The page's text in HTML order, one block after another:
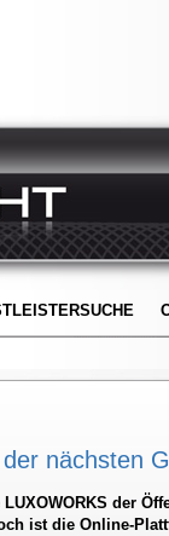
nächsten
der
ist die Online-